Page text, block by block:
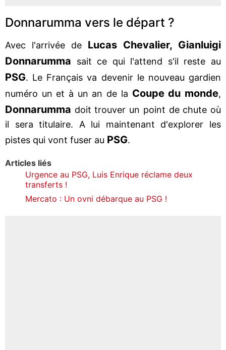
Donnarumma vers le départ ?
Avec l'arrivée de Lucas Chevalier, Gianluigi
Donnarumma sait ce qui l'attend s'il reste au
PSG. Le Français va devenir le nouveau gardien
numéro un et à un an de la Coupe du monde,
Donnarumma doit trouver un point de chute où
il sera titulaire. A lui maintenant d'explorer les
pistes qui vont fuser au PSG.
Articles liés
Urgence au PSG, Luis Enrique réclame deux
transferts !
Mercato : Un ovni débarque au PSG !